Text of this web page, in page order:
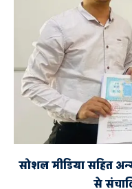
सोशल मीडिया सहित
से